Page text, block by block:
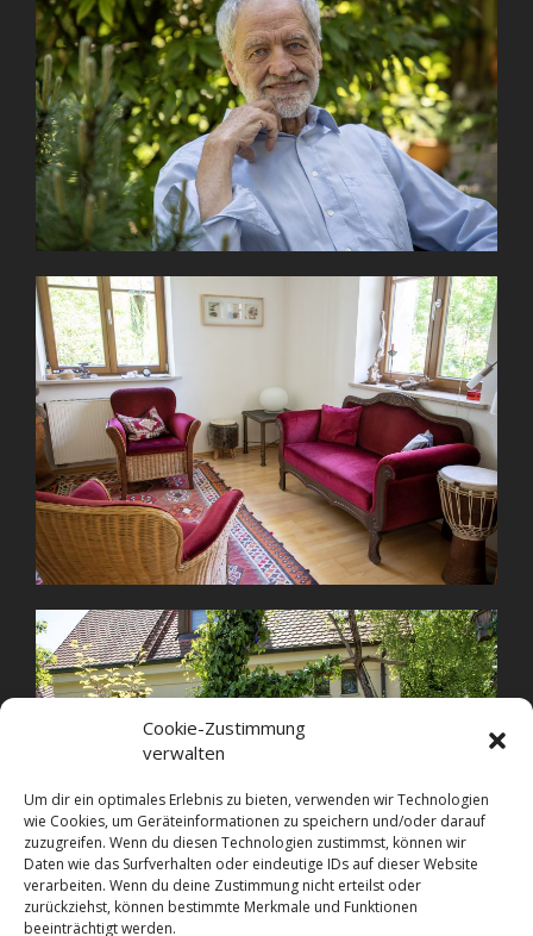
Cookie-Zustimmung
verwalten
Um dir ein optimales Erlebnis zu bieten, verwenden wir Technologien
wie Cookies, um Geräteinformationen zu speichern und/oder darauf
zuzugreifen. Wenn du diesen Technologien zustimmst, können wir
Daten wie das Surfverhalten oder eindeutige IDs auf dieser Website
verarbeiten. Wenn du deine Zustimmung nicht erteilst oder
zurückziehst, können bestimmte Merkmale und Funktionen
beeinträchtigt werden.